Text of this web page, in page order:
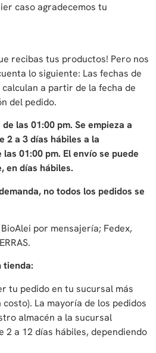
caso agradecemos tu
recibas tus productos! Pero nos
lo siguiente: Las fechas de
a partir de la fecha de
del pedido.
las 01:00 pm. Se empieza a
2 a 3 días hábiles a la
01:00 pm. El envío se puede
en días hábiles.
no todos los pedidos se
por mensajería; Fedex,
tienda:
tu pedido en tu sucursal más
costo). La mayoría de los pedidos
almacén a la sucursal
2 a 12 días hábiles, dependiendo